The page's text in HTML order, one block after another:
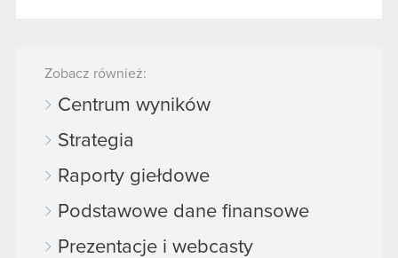
Zobacz również:
Centrum wyników
Strategia
Raporty giełdowe
Podstawowe dane finansowe
Prezentacje i webcasty